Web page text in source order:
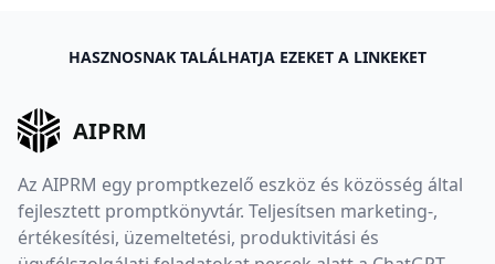
HASZNOSNAK TALÁLHATJA EZEKET A LINKEKET
AIPRM
Az AIPRM egy promptkezelő eszköz és közösség által
fejlesztett promptkönyvtár. Teljesítsen marketing-,
értékesítési, üzemeltetési, produktivitási és